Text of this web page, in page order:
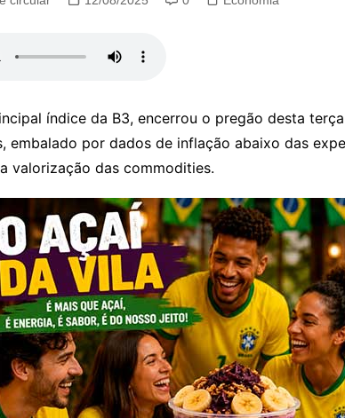
índice da B3, encerrou o pregão desta
embalado por dados de inflação abaixo das
valorização das commodities.